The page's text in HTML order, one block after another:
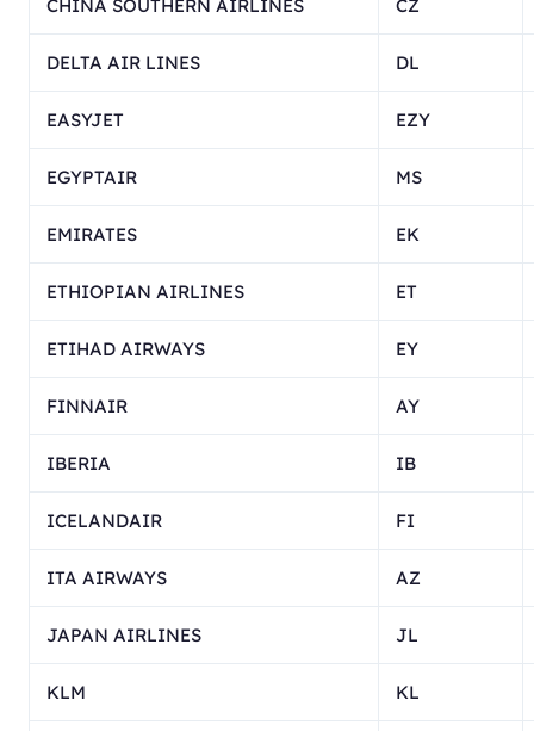
CHINA SOUTHERN AIRLINES CZ
DELTA AIR LINES DL
EASYJET EZY
EGYPTAIR MS
EMIRATES EK
ETHIOPIAN AIRLINES ET
ETIHAD AIRWAYS EY
FINNAIR AY
IBERIA IB
ICELANDAIR FI
ITA AIRWAYS AZ
JAPAN AIRLINES JL
KLM KL